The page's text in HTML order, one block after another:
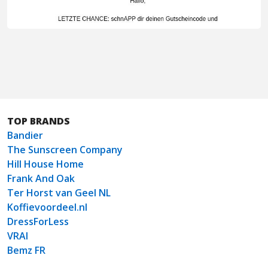
TOP BRANDS
Bandier
The Sunscreen Company
Hill House Home
Frank And Oak
Ter Horst van Geel NL
Koffievoordeel.nl
DressForLess
VRAI
Bemz FR